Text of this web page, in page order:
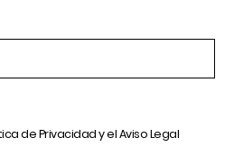
de Privacidady elAviso Legal